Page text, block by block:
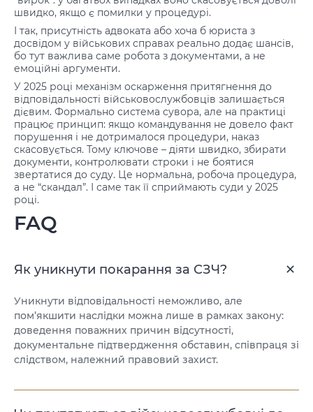
швидко, якщо є помилки у процедурі.
І так, присутність адвоката або хоча б юриста з
досвідом у військових справах реально додає шансів,
бо тут важлива саме робота з документами, а не
емоційні аргументи.
У 2025 році механізм оскарження притягнення до
відповідальності військовослужбовців залишається
дієвим. Формально система сувора, але на практиці
працює принцип: якщо командування не довело факт
порушення і не дотрималося процедури, наказ
скасовується. Тому ключове – діяти швидко, збирати
документи, контролювати строки і не боятися
звертатися до суду. Це нормальна, робоча процедура,
а не “скандал”. І саме так її сприймають суди у 2025
році.
FAQ
Як уникнути покарання за СЗЧ?
Уникнути відповідальності неможливо, але
пом’якшити наслідки можна лише в рамках закону:
доведення поважних причин відсутності,
документальне підтвердження обставин, співпраця зі
слідством, належний правовий захист.